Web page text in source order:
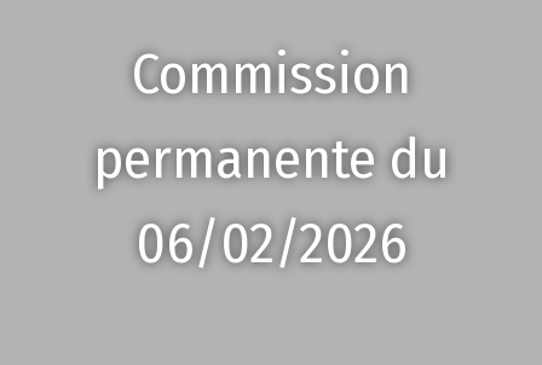
Commission
permanente du
06/02/2026